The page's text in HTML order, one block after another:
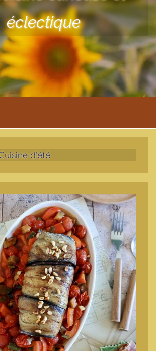
éclectique
d’été